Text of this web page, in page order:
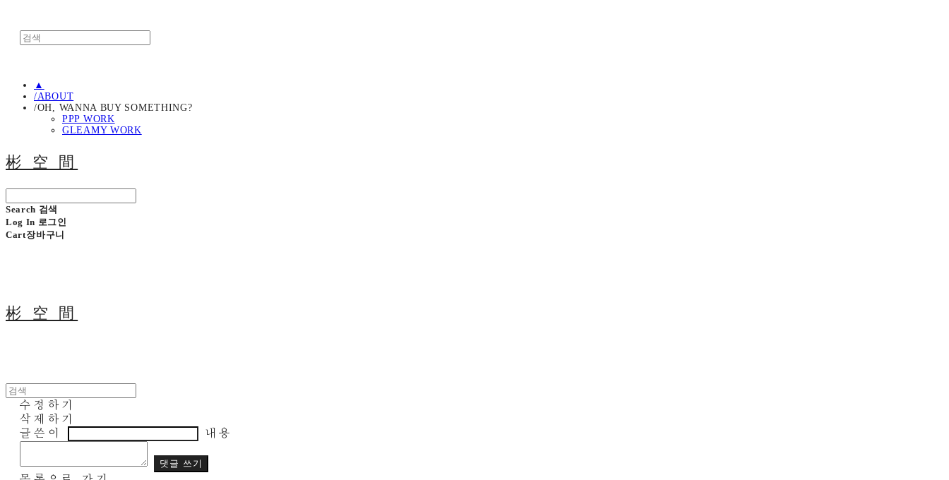
▲
/ABOUT
/OH, WANNA BUY SOMETHING?
PPP WORK
GLEAMY WORK
彬 空 間
Search 검색
Log In 로그인
Cart장바구니
彬 空 間
수정하기
삭제하기
글쓴이
내용
댓글 쓰기